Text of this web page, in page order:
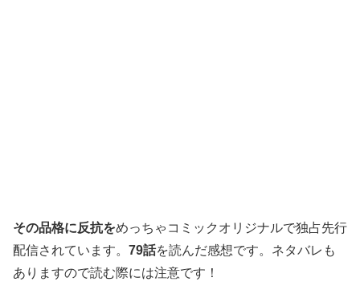
その品格に反抗をめっちゃコミックオリジナルで独占先行
配信されています。 79話を読んだ感想です。ネタバレも
ありますので読む際には注意です！